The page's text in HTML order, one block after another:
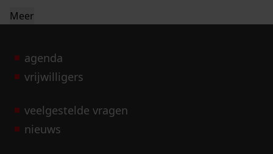
Meer
agenda
vrijwilligers
veelgestelde vragen
nieuws